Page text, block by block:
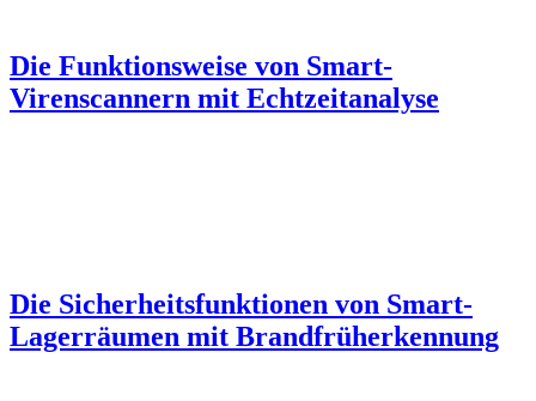
Die Funktionsweise von Smart-
Virenscannern mit Echtzeitanalyse
Die Sicherheitsfunktionen von Smart-
Lagerräumen mit Brandfrüherkennung